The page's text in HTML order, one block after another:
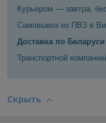
Курьером — завтра,
Самовывоз из ПВЗ в
Доставка по Беларуси
Транспортной
Скрыть